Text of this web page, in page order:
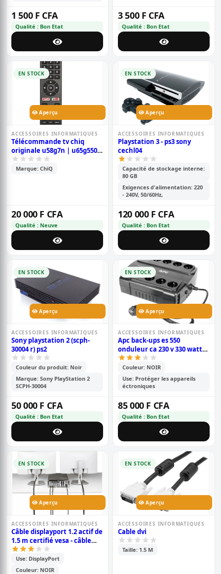
1 500 F CFA
Qualité : Bon Etat
3 500 F CFA
Qualité : Bon Etat
EN STOCK
Aperçu
ACCESSOIRES INFORMATIQUES
Télécommande tv chiq
originale u58g7n | u65g5500
| u65g6 | u65q5t | u70g8 |
u75g8
Marque: ChiQ
20 000 F CFA
Qualité : Neuve
EN STOCK
Aperçu
ACCESSOIRES INFORMATIQUES
Playstation 3 - ps3 sony
cechl04
Capacité de stockage interne:
80 GB
Exigences d'alimentation: 220
- 240V, 50/60Hz,
120 000 F CFA
Qualité : Bon Etat
EN STOCK
Aperçu
ACCESSOIRES INFORMATIQUES
Sony playstation 2 (scph-
30004 r) ps2
Couleur du produit: Noir
Marque: Sony PlayStation 2
SCPH-30004
50 000 F CFA
Qualité : Bon Etat
EN STOCK
Aperçu
ACCESSOIRES INFORMATIQUES
Apc back-ups es 550
onduleur ca 230 v 330 watt
550 va 8 connecteurs de
sortie
Couleur: NOIR
Use: Protéger les appareils
éctroniques
85 000 F CFA
Qualité : Bon Etat
EN STOCK
Aperçu
ACCESSOIRES INFORMATIQUES
Câble displayport 1.2 actif de
1.5 m certifié vesa - câble
displayport dp8k avec
hbr3/hdr10/mst/dsc 1.2/hdcp
2.2/8k60hz/4k120hz -
Use: DisplayPort
Couleur: NOIR
EN STOCK
Aperçu
ACCESSOIRES INFORMATIQUES
Cable dvi
Taille: 1.5 M